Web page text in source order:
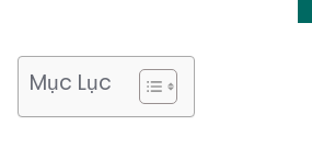
Mục Lục